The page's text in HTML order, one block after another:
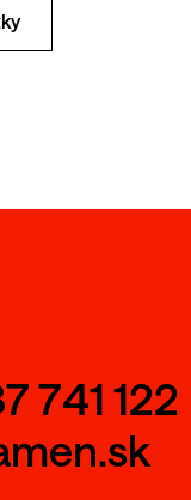
741 122